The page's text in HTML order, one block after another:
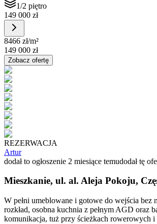
1/2 piętro
149 000 zł
8466 zł/m²
149 000 zł
Zobacz ofertę
REZERWACJA
Artur
dodał to ogłoszenie 2 miesiące temudodał tę
Mieszkanie, ul. al. Aleja Pokoju,
W pełni umeblowane i gotowe do wejścia bez
rozkład, osobna kuchnia z pełnym AGD oraz
komunikacja, tuż przy ścieżkach rowerowych i